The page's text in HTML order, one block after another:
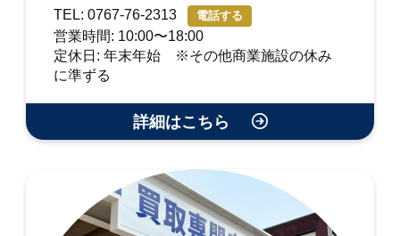
TEL: 0767-76-2313 電話する
営業時間: 10:00〜18:00
定休日: 年末年始 ※その他商業施設の休み
に準ずる
詳細はこちら